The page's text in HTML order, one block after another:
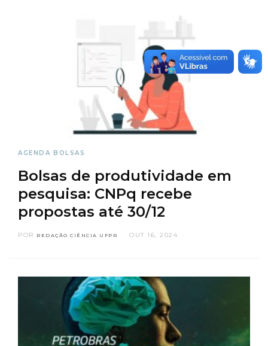
AGENDA BOLSAS
Bolsas de produtividade em
pesquisa: CNPq recebe
propostas até 30/12
POR REDAÇÃO CIÊNCIA UFPR OUT 16, 2024